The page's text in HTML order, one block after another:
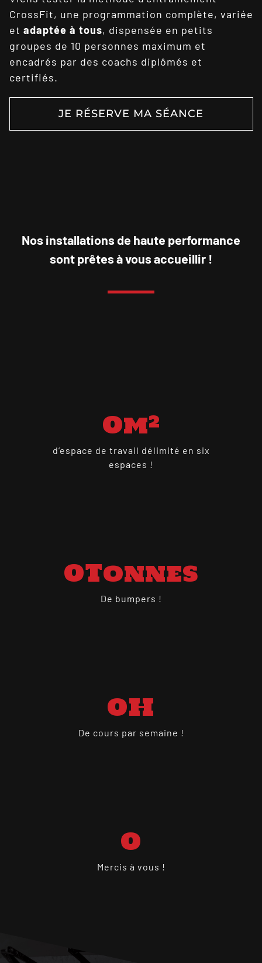
CrossFit, une programmation complète, variée
et adaptée à tous, dispensée en petits
groupes de 10 personnes maximum et
encadrés par des coachs diplômés et
certifiés.
JE RÉSERVE MA SÉANCE
Nos installations de haute performance
sont prêtes à vous accueillir !
0m²
d’espace de travail délimité en six
espaces !
0Tonnes
De bumpers !
0H
De cours par semaine !
0
Mercis à vous !